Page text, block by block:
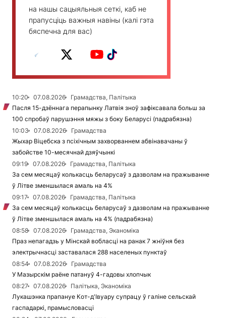
на нашы сацыяльныя сеткі, каб не
прапусціць важныя навіны (калі гэта
бяспечна для вас)
10:20 07.08.2026
Грамадства, Палітыка
Пасля 15-дзённага перапынку Латвія зноў зафіксавала больш за
100 спробаў парушэння мяжы з боку Беларусі (падрабязна)
10:03
07.08.2026
Грамадства
Жыхар Віцебска з псіхічным захворваннем абвінавачаны ў
забойстве 10-месячнай дзяўчынкі
09:19
07.08.2026
Грамадства, Палітыка
За сем месяцаў колькасць беларусаў з дазволам на пражыванне
ў Літве зменшылася амаль на 4%
09:17
07.08.2026
Грамадства, Палітыка
За сем месяцаў колькасць беларусаў з дазволам на пражыванне
ў Літве зменшылася амаль на 4% (падрабязна)
08:58
07.08.2026
Грамадства, Эканоміка
Праз непагадзь у Мінскай вобласці на ранак 7 жніўня без
электрычнасці заставалася 288 населеных пунктаў
08:54
07.08.2026
Грамадства
У Мазырскім раёне патануў 4-гадовы хлопчык
08:27
07.08.2026
Палітыка, Эканоміка
Лукашэнка прапануе Кот-д'Івуару супрацу ў галіне сельскай
гаспадаркі, прамысловасці